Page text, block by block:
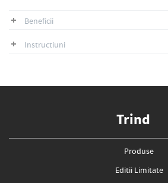
Beneficii
Instructiuni
Trind
Produse
Editii Limitate